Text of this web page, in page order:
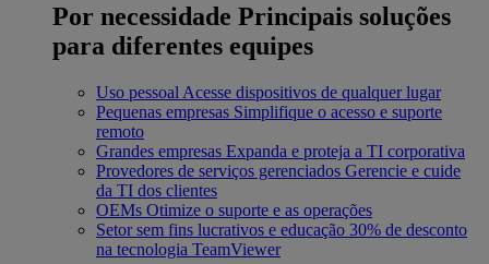
Por necessidade Principais soluções
para diferentes equipes
Uso pessoal Acesse dispositivos de qualquer lugar
Pequenas empresas Simplifique o acesso e suporte
remoto
Grandes empresas Expanda e proteja a TI corporativa
Provedores de serviços gerenciados Gerencie e cuide
da TI dos clientes
OEMs Otimize o suporte e as operações
Setor sem fins lucrativos e educação 30% de desconto
na tecnologia TeamViewer